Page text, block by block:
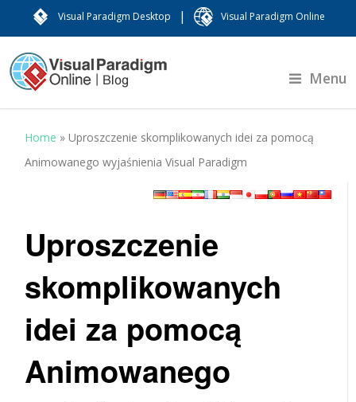
Visual Paradigm Desktop | Visual Paradigm Online
Menu
Home »Uproszczenie skomplikowanych idei za pomocą
Animowanego wyjaśnienia Visual Paradigm
Uproszczenie
skomplikowanych
idei za pomocą
Animowanego